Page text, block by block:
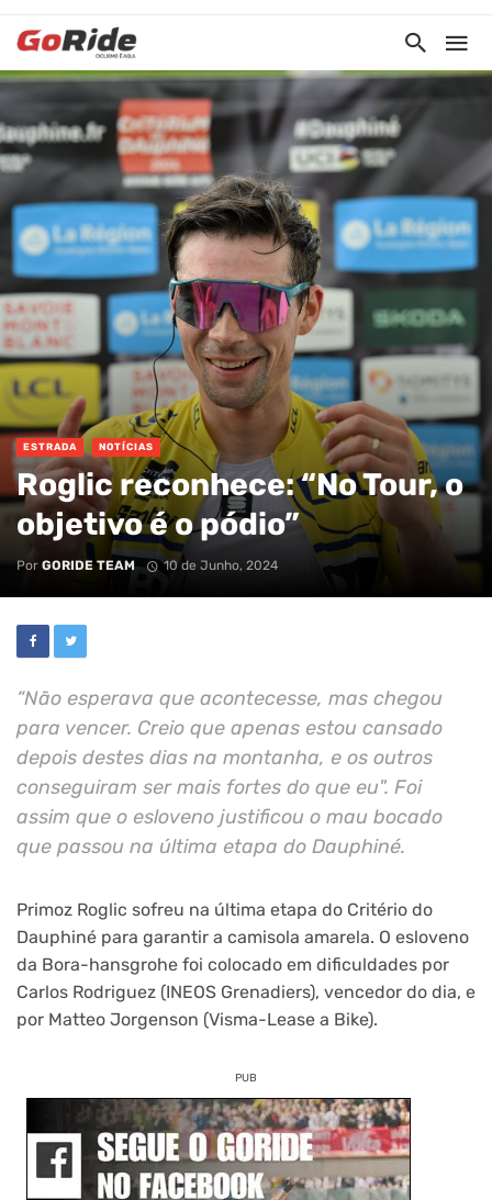
ESTRADA NOTÍCIAS
Roglic reconhece: “No Tour, o
objetivo é o pódio”
Por GORIDE TEAM 10 de Junho, 2024
“Não esperava que acontecesse, mas chegou
para vencer. Creio que apenas estou cansado
depois destes dias na montanha, e os outros
conseguiram ser mais fortes do que eu". Foi
assim que o esloveno justificou o mau bocado
que passou na última etapa do Dauphiné.
Primoz Roglic sofreu na última etapa do Critério do
Dauphiné para garantir a camisola amarela. O esloveno
da Bora-hansgrohe foi colocado em dificuldades por
Carlos Rodriguez (INEOS Grenadiers), vencedor do dia, e
por Matteo Jorgenson (Visma-Lease a Bike).
PUB